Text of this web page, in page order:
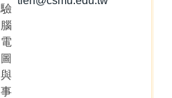
驗
腦
電
圖
與
事